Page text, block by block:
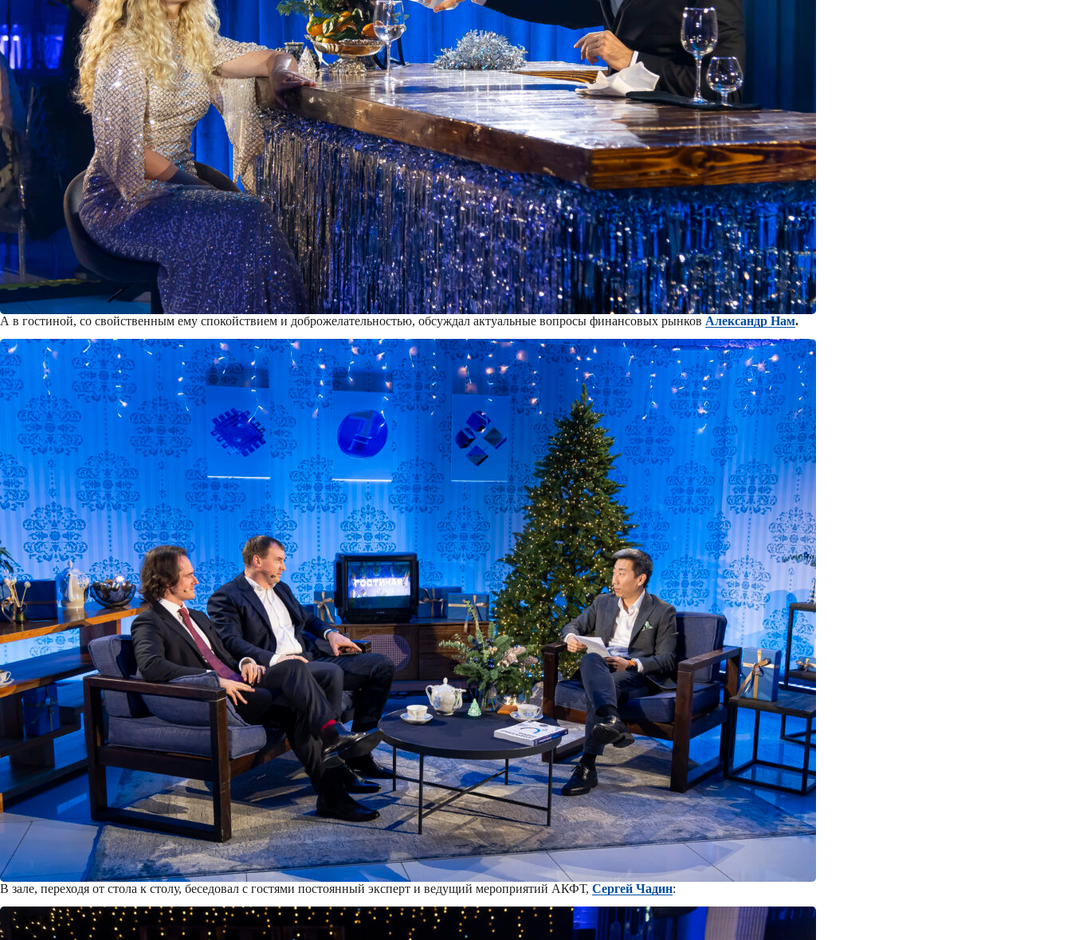
А в гостиной, со свойственным ему спокойствием и доброжелательностью, обсуждал актуальные вопросы финансовых рынков Александр Нам.
В зале, переходя от стола к столу, беседовал с гостями постоянный эксперт и ведущий мероприятий АКФТ, Сергей Чадин: